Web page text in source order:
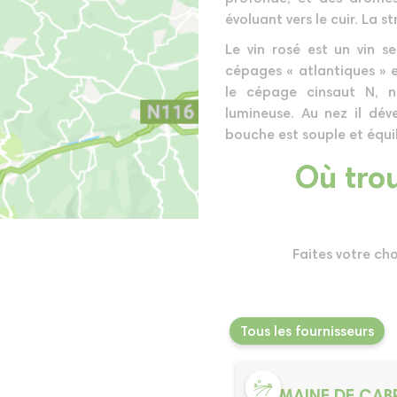
évoluant vers le cuir. La
Le vin rosé est un vin
cépages « atlantiques »
le cépage cinsaut N,
lumineuse. Au nez il
bouche est souple et
Où
Faites votre
Tous les fournisseurs